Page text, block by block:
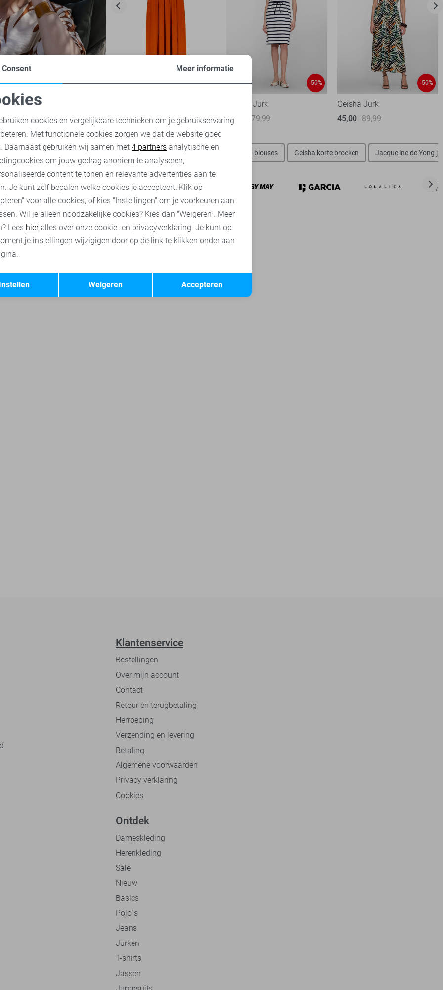
-50%
40,00
79,99
-50%
Geisha Jurk
40,00
79,99
-50%
Geisha Jurk
45,00 89,99
t-shirts Geisha jurken Geisha jeans Geisha broeken Geisha blouses Geisha korte broeken Jacqueline de Yong
Klantenservice
Bestellingen
Over mijn account
Contact
Retour en terugbetaling
Herroeping
Verzending en levering
Betaling
Algemene voorwaarden
Privacy verklaring
Cookies
Ontdek
Dameskleding
Herenkleding
Sale
Nieuw
Basics
Polo`s
Jeans
Jurken
T-shirts
Jassen
cookies
cookies Marketing cookies
Terug Opslaan
Consent Meer informatie
cookies en vergelijkbare technieken om je gebruikservaring
Met functionele cookies zorgen we dat de website goed
Daarnaast gebruiken wij samen met 4 partners analytische en
om jouw gedrag anoniem te analyseren,
content te tonen en relevante advertenties aan te
Je kunt zelf bepalen welke cookies je accepteert. Klik op
voor alle cookies, of kies "Instellingen" om je voorkeuren aan
Wil je alleen noodzakelijke cookies? Kies dan "Weigeren". Meer
Lees hieralles over onze cookie- en privacyverklaring. Je kunt op
je instellingen wijzigigen door op de link te klikken onder aan
Accepteren
Weigeren